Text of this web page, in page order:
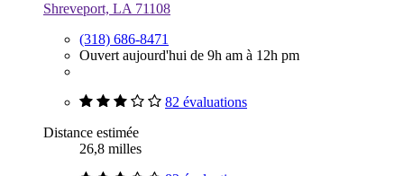
Shreveport, LA 71108
(318) 686-8471
Ouvert aujourd'hui de 9h am à 12h pm
82 évaluations
Distance estimée
26,8 milles